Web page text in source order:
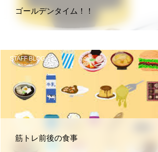
ゴールデンタイム！！
STAFF BLOG
筋トレ前後の食事